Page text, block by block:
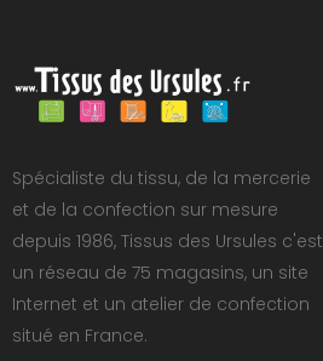
Spécialiste du tissu, de la mercerie
et de la confection sur mesure
depuis 1986, Tissus des Ursules c'est
un réseau de 75 magasins, un site
Internet et un atelier de confection
situé en France.